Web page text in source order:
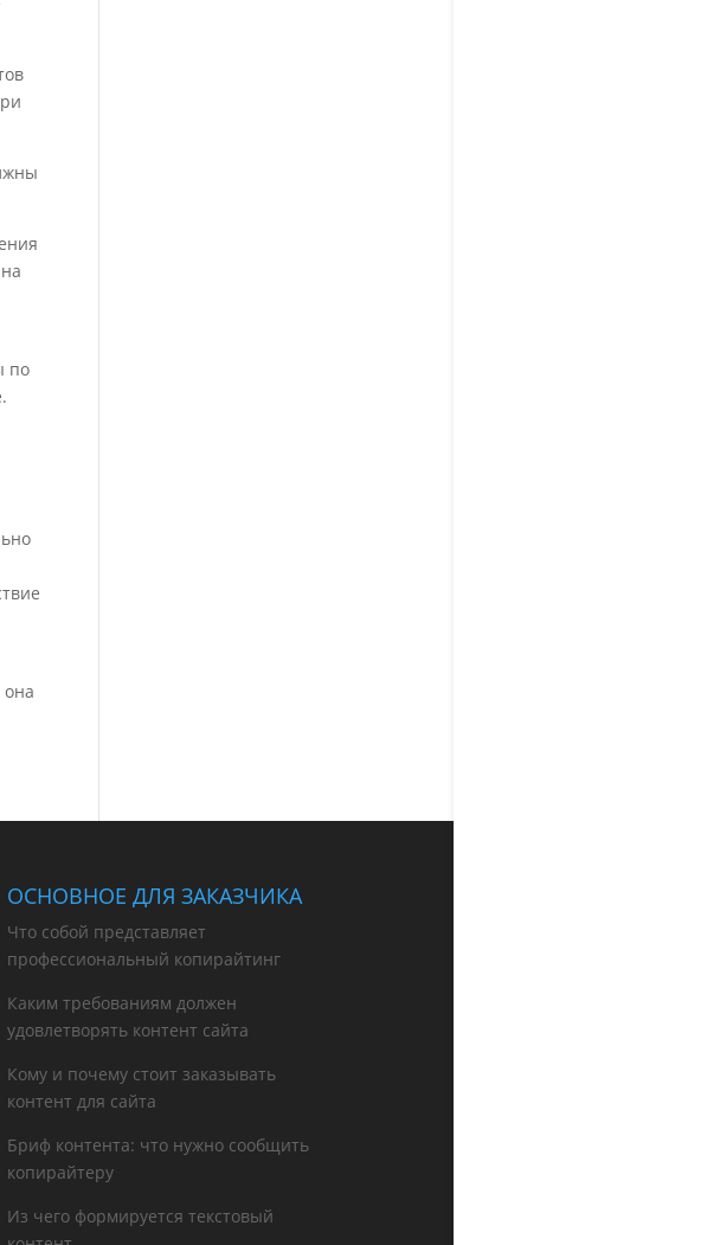
по
она
ОСНОВНОЕ ДЛЯ ЗАКАЗЧИКА
Что собой представляет
профессиональный копирайтинг
Каким требованиям должен
удовлетворять контент сайта
Кому и почему стоит заказывать
контент для сайта
Бриф контента: что нужно сообщить
копирайтеру
Из чего формируется текстовый